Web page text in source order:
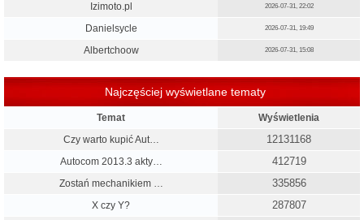
Izimoto.pl 2026-07-31, 22:02
Danielsycle 2026-07-31, 19:49
Albertchoow 2026-07-31, 15:08
Najczęściej wyświetlane tematy
Temat
Wyświetlenia
Czy warto kupić Aut…
12131168
Autocom 2013.3 akty… 412719
Zostań mechanikiem … 335856
X czy Y? 287807